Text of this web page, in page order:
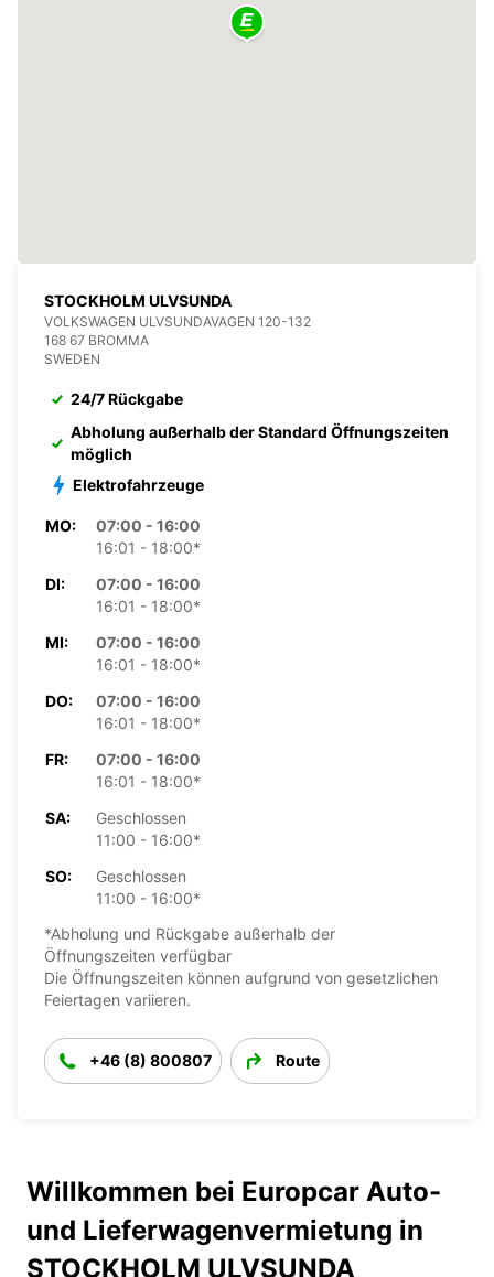
STOCKHOLM ULVSUNDA
VOLKSWAGEN ULVSUNDAVAGEN 120-132
168 67 BROMMA
SWEDEN
24/7 Rückgabe
Abholung außerhalb der Standard Öffnungszeiten
möglich
Elektrofahrzeuge
MO:
07:00 - 16:00
16:01 - 18:00*
DI:
07:00 - 16:00
16:01 - 18:00*
MI:
07:00 - 16:00
16:01 - 18:00*
DO:
07:00 - 16:00
16:01 - 18:00*
FR:
07:00 - 16:00
16:01 - 18:00*
SA:
Geschlossen
11:00 - 16:00*
SO:
Geschlossen
11:00 - 16:00*
*Abholung und Rückgabe außerhalb der
Öffnungszeiten verfügbar
Die Öffnungszeiten können aufgrund von gesetzlichen
Feiertagen variieren.
+46 (8) 800807 Route
Willkommen bei Europcar Auto-
und Lieferwagenvermietung in
STOCKHOLM ULVSUNDA